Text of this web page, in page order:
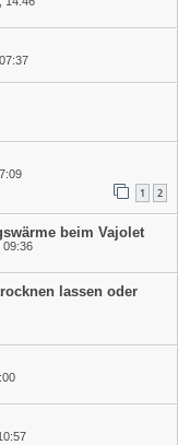
1 2
beim Vajolet
09:36
lassen oder